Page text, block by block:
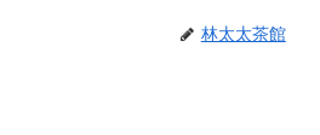
林太太茶館